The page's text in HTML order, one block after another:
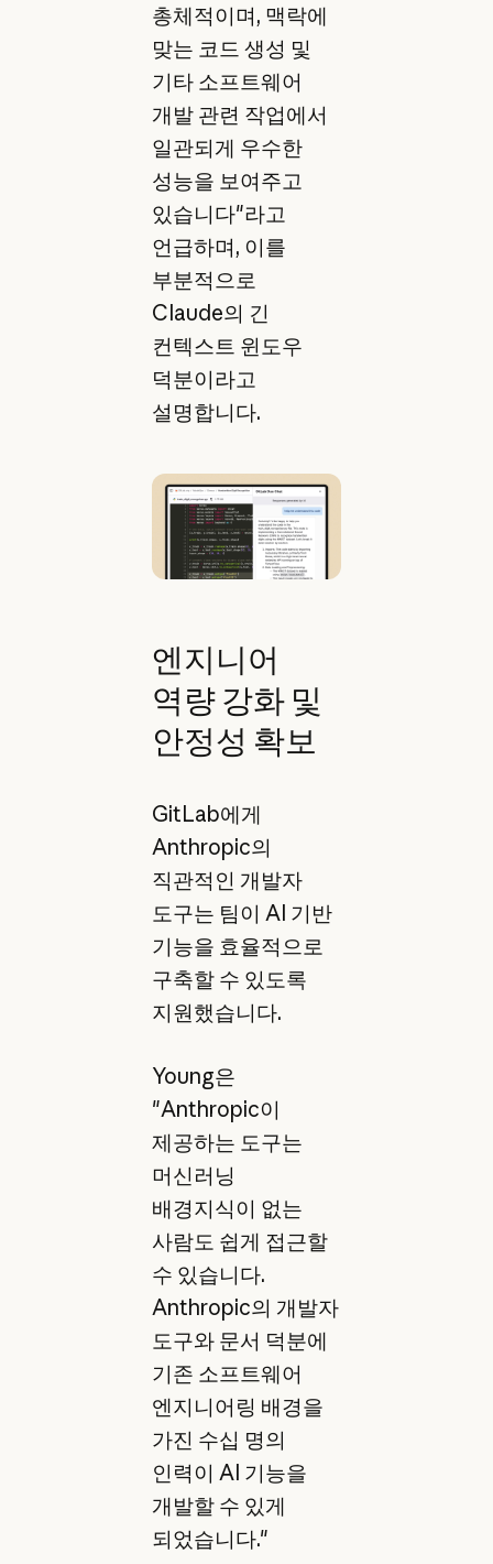
총체적이며, 맥락에
맞는 코드 생성 및
기타 소프트웨어
개발 관련 작업에서
일관되게 우수한
성능을 보여주고
있습니다"라고
언급하며, 이를
부분적으로
Claude의 긴
컨텍스트 윈도우
덕분이라고
설명합니다.
엔지니어
역량 강화 및
안정성 확보
GitLab에게
Anthropic의
직관적인 개발자
도구는 팀이 AI 기반
기능을 효율적으로
구축할 수 있도록
지원했습니다.
Young은
"Anthropic이
제공하는 도구는
머신러닝
배경지식이 없는
사람도 쉽게 접근할
수 있습니다.
Anthropic의 개발자
도구와 문서 덕분에
기존 소프트웨어
엔지니어링 배경을
가진 수십 명의
인력이 AI 기능을
개발할 수 있게
되었습니다."